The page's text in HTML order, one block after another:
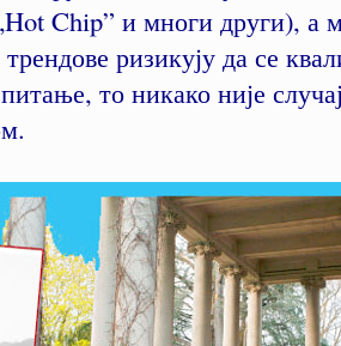
Chip” и многи други), а
ризикују да се
то никако није